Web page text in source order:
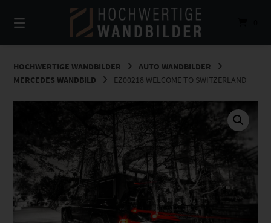
zum
Inhalt
HOCHWERTIGE WANDBILDER
AUTO WANDBILDER
MERCEDES WANDBILD
EZ00218 WELCOME TO SWITZERLAND